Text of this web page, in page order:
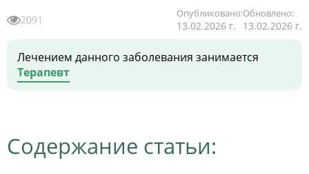
2091 Опубликовано:
13.02.2026 г.
Обновлено:
13.02.2026 г.
Лечением данного заболевания занимается
Терапевт
Содержание статьи: